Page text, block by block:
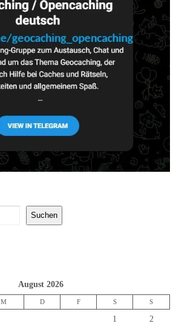
Suchen
August 2026
M D F S S
1 2